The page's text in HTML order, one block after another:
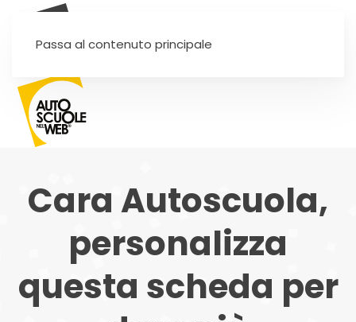
Passa al contenuto principale
Cara Autoscuola,
personalizza
questa scheda per